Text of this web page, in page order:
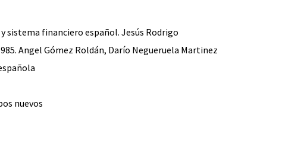
sistema financiero español. Jesús Rodrigo
Angel Gómez Roldán, Darío Negueruela Martinez
nuevos